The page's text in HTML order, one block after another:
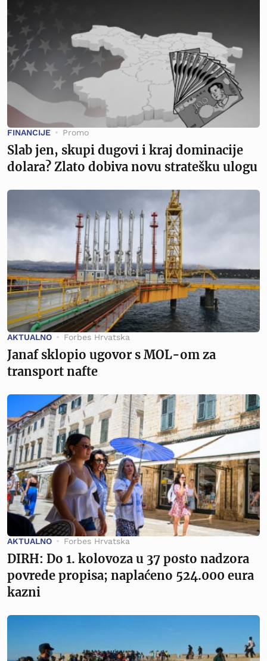
FINANCIJE Promo
Slab jen, skupi dugovi i kraj dominacije
dolara? Zlato dobiva novu stratešku ulogu
AKTUALNO Forbes Hrvatska
Janaf sklopio ugovor s MOL-om za
transport nafte
AKTUALNO Forbes Hrvatska
DIRH: Do 1. kolovoza u 37 posto nadzora
povrede propisa; naplaćeno 524.000 eura
kazni